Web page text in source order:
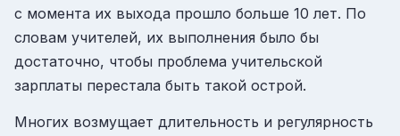
с момента их выхода прошло больше 10 лет. По
словам учителей, их выполнения было бы
достаточно, чтобы проблема учительской
зарплаты перестала быть такой острой.
Многих возмущает длительность и регулярность